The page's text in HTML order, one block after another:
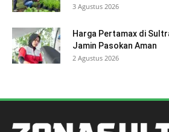
3 Agustus 2026
Harga Pertamax di
Jamin Pasokan Aman
2 Agustus 2026